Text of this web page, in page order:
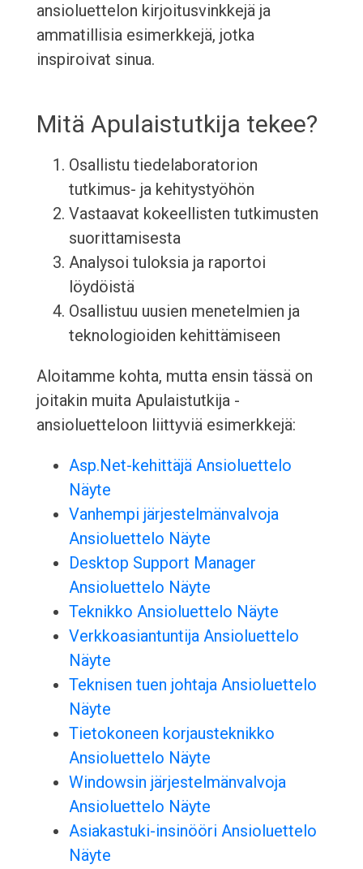
ansioluettelon kirjoitusvinkkejä ja
ammatillisia esimerkkejä, jotka
inspiroivat sinua.
Mitä Apulaistutkija tekee?
Osallistu tiedelaboratorion
tutkimus- ja kehitystyöhön
Vastaavat kokeellisten tutkimusten
suorittamisesta
Analysoi tuloksia ja raportoi
löydöistä
Osallistuu uusien menetelmien ja
teknologioiden kehittämiseen
Aloitamme kohta, mutta ensin tässä on
joitakin muita Apulaistutkija -
ansioluetteloon liittyviä esimerkkejä:
Asp.Net-kehittäjä Ansioluettelo
Näyte
Vanhempi järjestelmänvalvoja
Ansioluettelo Näyte
Desktop Support Manager
Ansioluettelo Näyte
Teknikko Ansioluettelo Näyte
Verkkoasiantuntija Ansioluettelo
Näyte
Teknisen tuen johtaja Ansioluettelo
Näyte
Tietokoneen korjausteknikko
Ansioluettelo Näyte
Windowsin järjestelmänvalvoja
Ansioluettelo Näyte
Asiakastuki-insinööri Ansioluettelo
Näyte